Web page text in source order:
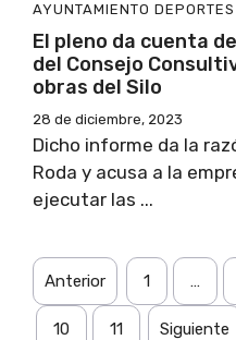
AYUNTAMIENTO DEPORTES
El pleno da cuenta
del Consejo
obras del Silo
28 de diciembre, 2023
Dicho informe da la
Roda y acusa a la
ejecutar las ...
Anterior 1 …
10 11 Siguiente